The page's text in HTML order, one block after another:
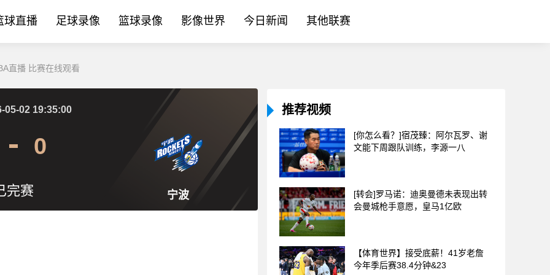
球直播 足球录像 篮球录像 影像世界 今日新闻 其他联赛
直播 比赛在线观看
宁波
05-02 19:35:00
0
完赛
推荐视频
[你怎么看？]宿茂臻：阿尔瓦罗、谢
文能下周跟队训练，李源一八
[转会]罗马诺：迪奥曼德未表现出转
会曼城枪手意愿，皇马1亿欧
【体育世界】接受底薪！41岁老詹
今年季后赛38.4分钟&23